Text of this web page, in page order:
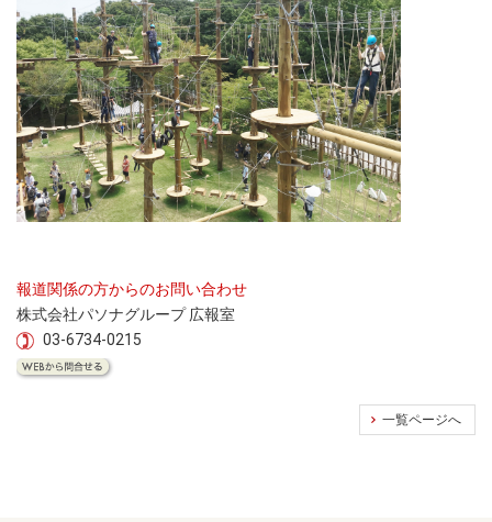
報道関係の方からのお問い合わせ
株式会社パソナグループ 広報室
03-6734-0215
一覧ページへ